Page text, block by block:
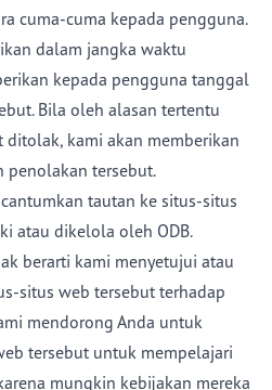
cuma-cuma kepada pengguna.
dalam jangka waktu
kepada pengguna tanggal
Bila oleh alasan tertentu
ditolak, kami akan memberikan
penolakan tersebut.
tautan ke situs-situs
atau dikelola oleh ODB.
berarti kami menyetujui atau
situs web tersebut terhadap
mendorong Anda untuk
tersebut untuk mempelajari
mungkin kebijakan mereka